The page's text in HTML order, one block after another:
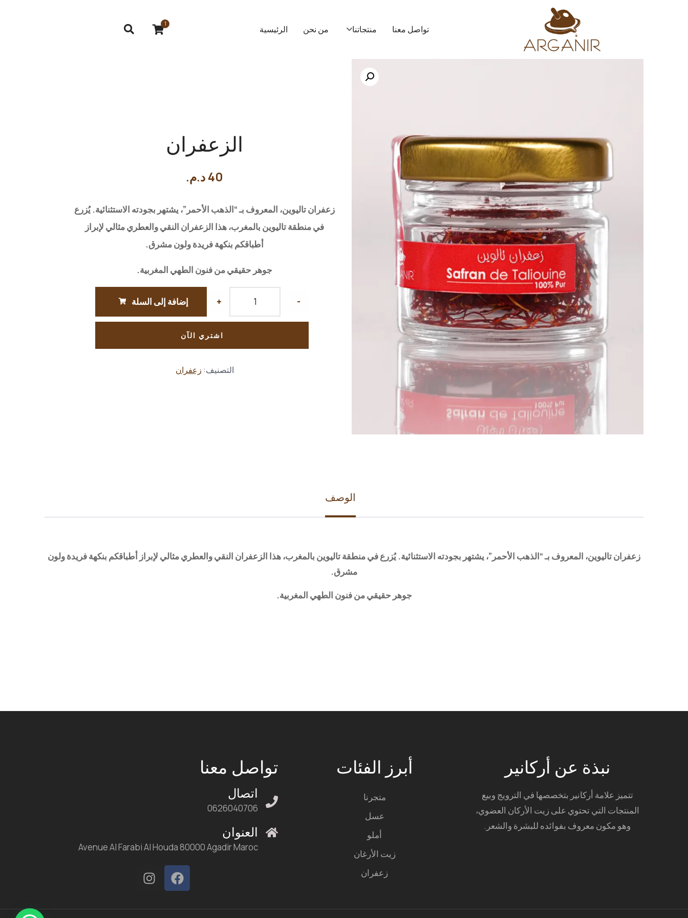
تواصل معنا منتجاتنا من نحن الرئيسية
1
الزعفران
40د.م.
زعفران تاليوين، المعروف بـ “الذهب الأحمر”، يشتهر بجودته الاستثنائية. يُزرع
في منطقة تاليوين بالمغرب، هذا الزعفران النقي والعطري مثالي لإبراز
أطباقكم بنكهة فريدة ولون مشرق.
جوهر حقيقي من فنون الطهي المغربية.
-
+ إضافة إلى السلة
اشتري الآن
التصنيف: زعفران
الوصف
زعفران تاليوين، المعروف بـ “الذهب الأحمر”، يشتهر بجودته الاستثنائية. يُزرع في منطقة تاليوين بالمغرب، هذا الزعفران النقي والعطري مثالي لإبراز أطباقكم بنكهة فريدة ولون
مشرق.
جوهر حقيقي من فنون الطهي المغربية.
نبذة عن أركانير
تتميز علامة أركانير بتخصصها في الترويج وبيع
المنتجات التي تحتوي على زيت الأركان العضوي،
وهو مكون معروف بفوائده للبشرة والشعر.
أبرز الفئات
متجرنا
عسل
أملو
زيت الأرغان
زعفران
تواصل معنا
اتصال
0626040706
العنوان
Avenue Al Farabi Al Houda 80000 Agadir Maroc